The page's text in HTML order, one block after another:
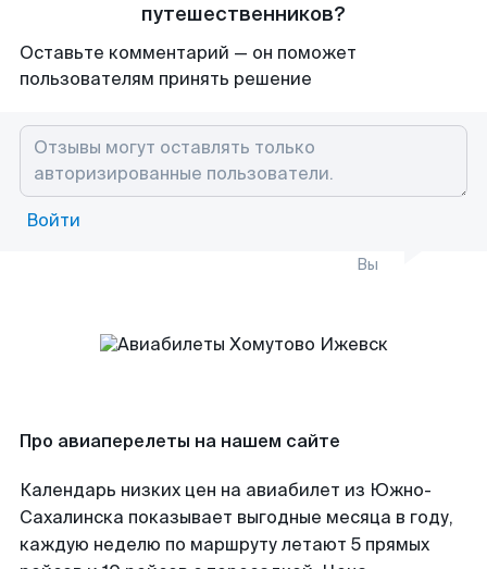
путешественников?
Оставьте комментарий — он поможет
пользователям принять решение
Войти
Вы
Про авиаперелеты на нашем сайте
Календарь низких цен на авиабилет из Южно-
Сахалинска показывает выгодные месяца в году,
каждую неделю по маршруту летают 5 прямых